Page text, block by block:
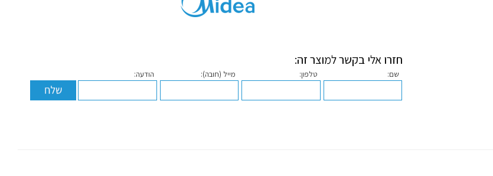
חזרו אלי בקשר למוצר זה:
שם: טלפון: מייל (חובה): הודעה: